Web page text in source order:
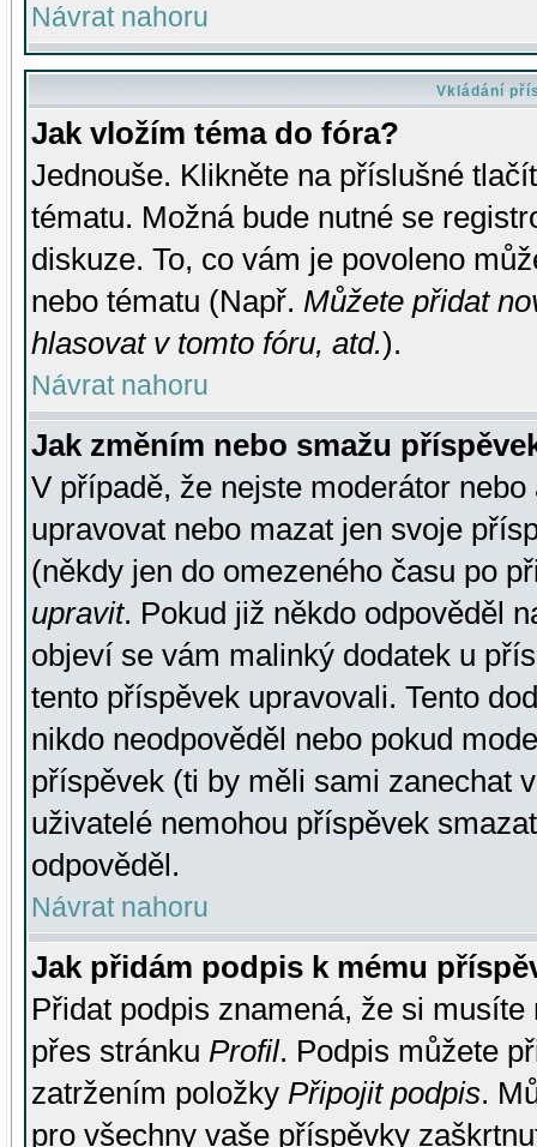
Návrat nahoru
Vkládání
Jak vložím téma do fóra?
Jednouše. Klikněte na příslušné
tématu. Možná bude nutné se
diskuze. To, co vám je povoleno
nebo tématu (Např. Můžete přidat
hlasovat v tomto fóru, atd.).
Návrat nahoru
Jak změním nebo smažu
V případě, že nejste moderátor
upravovat nebo mazat jen svoje
(někdy jen do omezeného času po
upravit. Pokud již někdo odpověděl
objeví se vám malinký dodatek u
tento příspěvek upravovali. Tento
nikdo neodpověděl nebo pokud
příspěvek (ti by měli sami zanechat
uživatelé nemohou příspěvek
odpověděl.
Návrat nahoru
Jak přidám podpis k mému
Přidat podpis znamená, že si
přes stránku Profil. Podpis můžete
zatržením položky Připojit podpis.
pro všechny vaše příspěvky